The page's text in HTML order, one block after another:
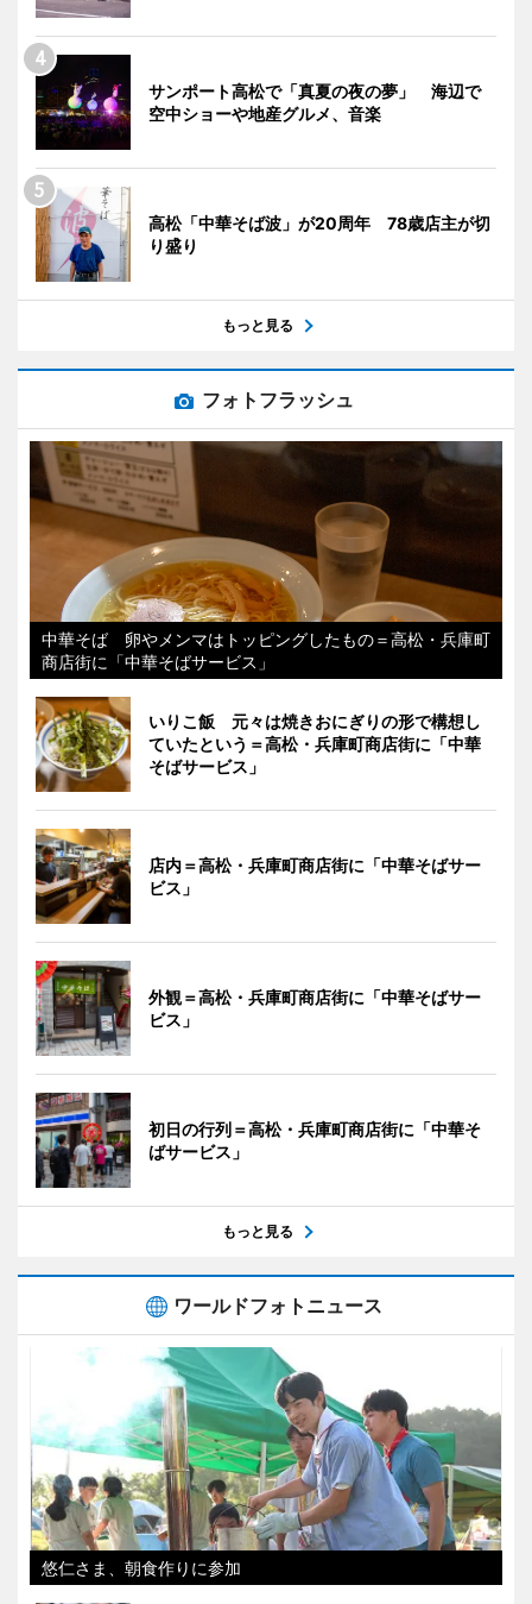
サンポート高松で「真夏の夜の夢」 海辺で
空中ショーや地産グルメ、音楽
高松「中華そば波」が20周年 78歳店主が切
り盛り
もっと見る
フォトフラッシュ
中華そば 卵やメンマはトッピングしたもの＝高松・兵庫町
商店街に「中華そばサービス」
いりこ飯 元々は焼きおにぎりの形で構想し
ていたという＝高松・兵庫町商店街に「中華
そばサービス」
店内＝高松・兵庫町商店街に「中華そばサー
ビス」
外観＝高松・兵庫町商店街に「中華そばサー
ビス」
初日の行列＝高松・兵庫町商店街に「中華そ
ばサービス」
もっと見る
ワールドフォトニュース
悠仁さま、朝食作りに参加